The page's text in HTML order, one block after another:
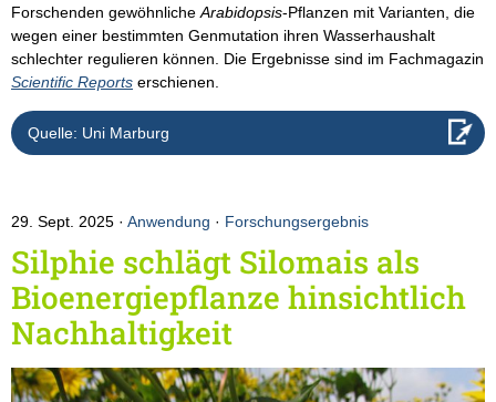
Forschenden gewöhnliche Arabidopsis-Pflanzen mit Varianten, die
wegen einer bestimmten Genmutation ihren Wasserhaushalt
schlechter regulieren können. Die Ergebnisse sind im Fachmagazin
Scientific Reports erschienen.
Quelle: Uni Marburg
29. Sept. 2025 Anwendung · Forschungsergebnis
Silphie schlägt Silomais als
Bioenergiepflanze hinsichtlich
Nachhaltigkeit